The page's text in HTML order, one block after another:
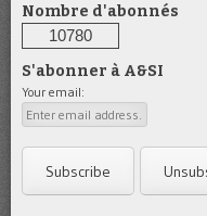
Nombre d'abonnés
10780
S'abonner à A&SI
Your email: